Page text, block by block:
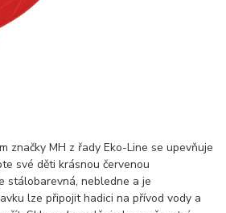
značky MH z řady Eko-Line se upevňuje
své děti krásnou červenou
stálobarevná, nebledne a je
lze připojit hadici na přívod vody a